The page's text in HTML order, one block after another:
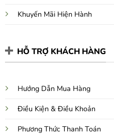
Khuyến Mãi Hiện Hành
HỖ TRỢ KHÁCH HÀNG
Hướng Dẫn Mua Hàng
Điều Kiện & Điều Khoản
Phương Thức Thanh Toán